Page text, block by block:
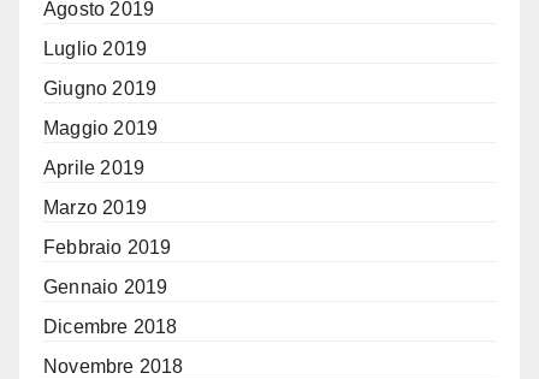
Agosto 2019
Luglio 2019
Giugno 2019
Maggio 2019
Aprile 2019
Marzo 2019
Febbraio 2019
Gennaio 2019
Dicembre 2018
Novembre 2018